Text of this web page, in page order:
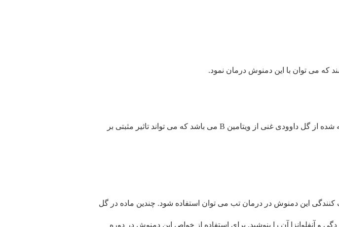
که می توان با این دمنوش درمان نمود.
اگر کمبود ویتامین B دارید حتما از این دمنوش استفاده کنید. این ماده تهیه شده از گل داوودی غنی از ویتامین B می باشد که می تواند تاثیر مثبتی بر
این دمنوش در درمان تب می توان استفاده شود. چندین ماده در گل
و آنفلوانزا آن را بنوشید. برای استفاده از خواص این دمنوش در دوره